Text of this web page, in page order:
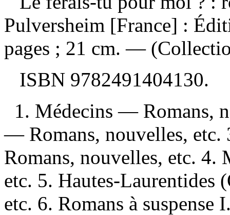
Pulversheim [France] :
pages ; 21 cm. —
ISBN 9782491404130.
1. Médecins — Romans,
— Romans, nouvelles,
Romans, nouvelles, etc.
etc. 5. Hautes-Laurentides
etc. 6. Romans à suspense